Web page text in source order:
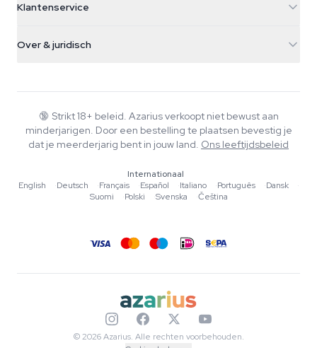
Nederland
+31(0)204897914
Smokeshop
Klantenservice
Retourbeleid
Veelgestelde vragen
Privacybeleid
Over & juridisch
Wiki
Muziek
Redactionele normen
Tools & Calculators
🔞 Strikt 18+ beleid. Azarius verkoopt niet bewust aan
minderjarigen. Door een bestelling te plaatsen bevestig je
dat je meerderjarig bent in jouw land. Ons leeftijdsbeleid
Internationaal
English
·Deutsch ·Français ·Español ·Italiano ·Português ·Dansk
·
Suomi
·Polski ·Svenska ·Čeština
© 2026 Azarius. Alle rechten voorbehouden.